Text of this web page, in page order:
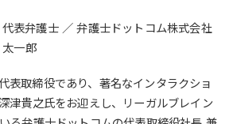
表弁護士 ／ 弁護士ドットコム株式会社
一郎
表取締役であり、著名なインタラクショ
津貴之氏をお迎えし、リーガルブレイン